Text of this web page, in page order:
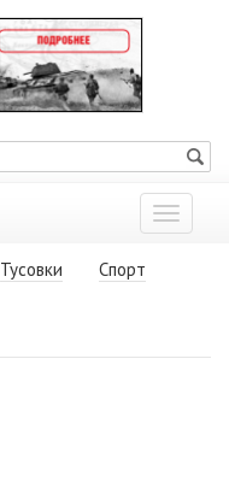
Показать
меню
Тусовки
Спорт